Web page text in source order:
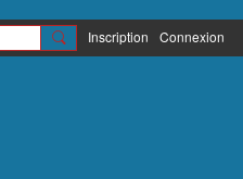
Inscription Connexion